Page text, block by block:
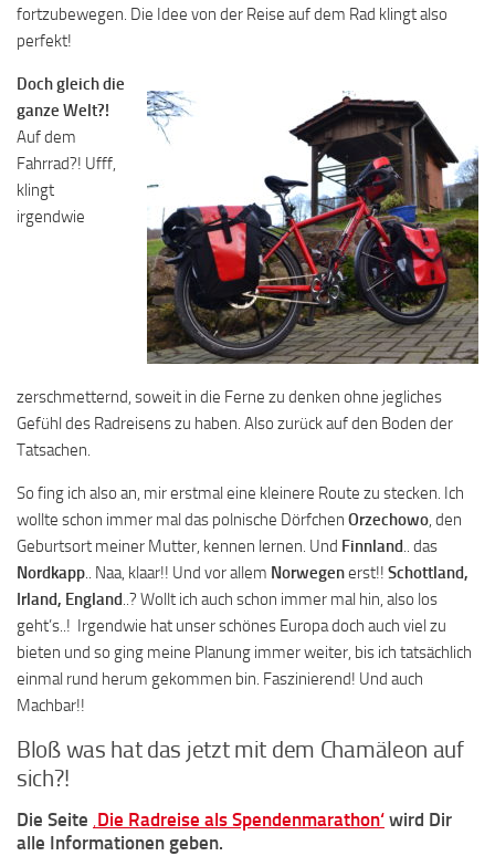
fortzubewegen. Die Idee von der Reise auf dem Rad klingt also
perfekt!
Doch gleich die
ganze Welt?!
Auf dem
Fahrrad?! Ufff,
klingt
irgendwie
zerschmetternd, soweit in die Ferne zu denken ohne jegliches
Gefühl des Radreisens zu haben. Also zurück auf den Boden der
Tatsachen.
So fing ich also an, mir erstmal eine kleinere Route zu stecken. Ich
wollte schon immer mal das polnische Dörfchen Orzechowo, den
Geburtsort meiner Mutter, kennen lernen. Und Finnland.. das
Nordkapp.. Naa, klaar!! Und vor allem Norwegenerst!! Schottland,
Irland, England..? Wollt ich auch schon immer mal hin, also los
geht’s..! Irgendwie hat unser schönes Europa doch auch viel zu
bieten und so ging meine Planung immer weiter, bis ich tatsächlich
einmal rund herum gekommen bin. Faszinierend! Und auch
Machbar!!
Bloß was hat das jetzt mit dem Chamäleon auf
sich?!
Die Seite ‚Die Radreise als Spendenmarathon‘ wird Dir
alle Informationen geben.